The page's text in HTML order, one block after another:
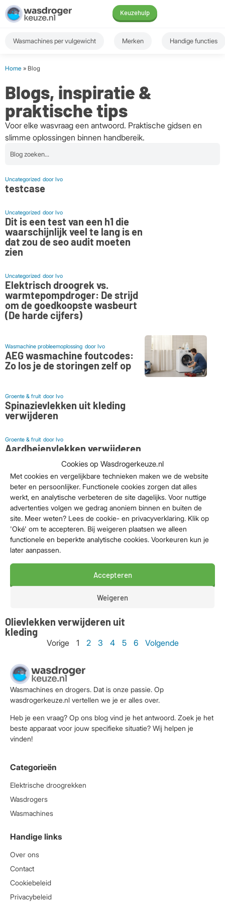
Cookies op Wasdrogerkeuze.nl
Met cookies en vergelijkbare technieken maken we de website
beter en persoonlijker. Functionele cookies zorgen dat alles
werkt, en analytische verbeteren de site dagelijks. Voor nuttige
advertenties volgen we gedrag anoniem binnen en buiten de
site. Meer weten? Lees de cookie- en privacyverklaring. Klik op
'Oké' om te accepteren. Bij weigeren plaatsen we alleen
functionele en beperkte analytische cookies. Voorkeuren kun je
later aanpassen.
Accepteren
Weigeren
Keuzehulp
Wasmachines per vulgewicht Merken Handige functies
Home » Blog
Blogs, inspiratie &
praktische tips
Voor elke wasvraag een antwoord. Praktische gidsen en
slimme oplossingen binnen handbereik.
Uncategorized door Ivo
testcase
Uncategorized door Ivo
Dit is een test van een h1 die
waarschijnlijk veel te lang is en
dat zou de seo audit moeten
zien
Uncategorized door Ivo
Elektrisch droogrek vs.
warmtepompdroger: De strijd
om de goedkoopste wasbeurt
(De harde cijfers)
Wasmachine probleemoplossing door Ivo
AEG wasmachine foutcodes:
Zo los je de storingen zelf op
Groente & fruit door Ivo
Spinazievlekken uit kleding
verwijderen
Groente & fruit door Ivo
Aardbeienvlekken verwijderen
Vet & olie
Yoghurtvlekken verwijderen uit
kleding
Vet & olie door Ivo
Botervlekken verwijderen uit
kleding
Dressingvlek verwijderen uit
kleding
Olievlekken verwijderen uit
kleding
Vorige 1 2 3 4 5 6 Volgende
Wasmachines en drogers. Dat is onze passie. Op
wasdrogerkeuze.nl vertellen we je er alles over.
Heb je een vraag? Op ons blog vind je het antwoord. Zoek je het
beste apparaat voor jouw specifieke situatie? Wij helpen je
vinden!
Categorieën
Elektrische droogrekken
Wasdrogers
Wasmachines
Handige links
Over ons
Contact
Cookiebeleid
Privacybeleid